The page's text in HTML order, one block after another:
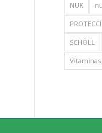
NUK
SCHOLL
Vitaminas